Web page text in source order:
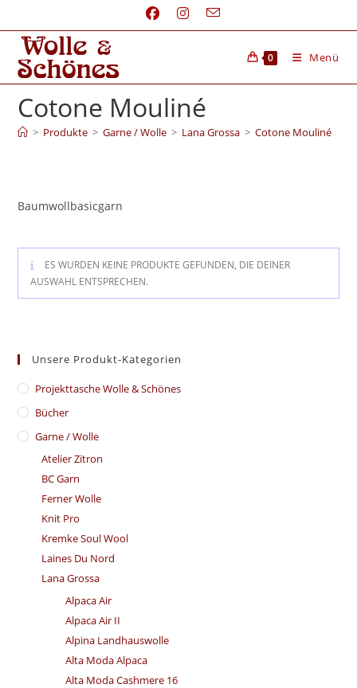
0 Menü
Cotone Mouliné
> Produkte > Garne / Wolle > Lana Grossa > Cotone Mouliné
Baumwollbasicgarn
ES WURDEN KEINE PRODUKTE GEFUNDEN, DIE DEINER
AUSWAHL ENTSPRECHEN.
Unsere Produkt-Kategorien
​Projekttasche Wolle & Schönes
Bücher
Garne / Wolle
Atelier Zitron
BC Garn
Ferner Wolle
Knit Pro
Kremke Soul Wool
Laines Du Nord
Lana Grossa
Alpaca Air
Alpaca Air II
Alpina Landhauswolle
Alta Moda Alpaca
Alta Moda Cashmere 16